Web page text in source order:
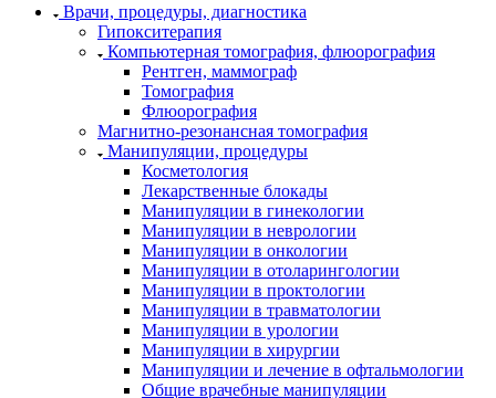
Врачи, процедуры, диагностика
Гипокситерапия
Компьютерная томография, флюорография
Рентген, маммограф
Томография
Флюорография
Магнитно-резонансная томография
Манипуляции, процедуры
Косметология
Лекарственные блокады
Манипуляции в гинекологии
Манипуляции в неврологии
Манипуляции в онкологии
Манипуляции в отоларингологии
Манипуляции в проктологии
Манипуляции в травматологии
Манипуляции в урологии
Манипуляции в хирургии
Манипуляции и лечение в офтальмологии
Общие врачебные манипуляции